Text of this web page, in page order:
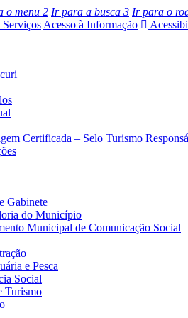
o menu 2 Ir para a busca 3 Ir para o
Serviços Acesso à Informação
Certificada – Selo Turismo
Gabinete
do Município
Municipal de Comunicação Social
e Pesca
Social
Turismo